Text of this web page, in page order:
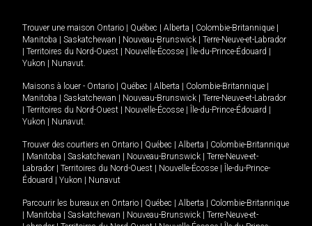
Trouver une maison Ontario | Québec | Alberta | Colombie-Britannique |
Manitoba | Saskatchewan | Nouveau-Brunswick | Terre-Neuve-et-Labrador
| Territoires du Nord-Ouest | Nouvelle-Écosse | Île-du-Prince-Édouard |
Yukon | Nunavut.
Maisons à louer - Ontario | Québec | Alberta | Colombie-Britannique |
Manitoba | Saskatchewan | Nouveau-Brunswick | Terre-Neuve-et-Labrador
| Territoires du Nord-Ouest | Nouvelle-Écosse | Île-du-Prince-Édouard |
Yukon | Nunavut.
Trouver des courtiers en Ontario | Québec | Alberta | Colombie-Britannique
| Manitoba | Saskatchewan | Nouveau-Brunswick | Terre-Neuve-et-
Labrador | Territoires du Nord-Ouest | Nouvelle-Écosse | Île-du-Prince-
Édouard | Yukon | Nunavut
Parcourir les bureaux en Ontario | Québec | Alberta | Colombie-Britannique
| Manitoba | Saskatchewan | Nouveau-Brunswick | Terre-Neuve-et-